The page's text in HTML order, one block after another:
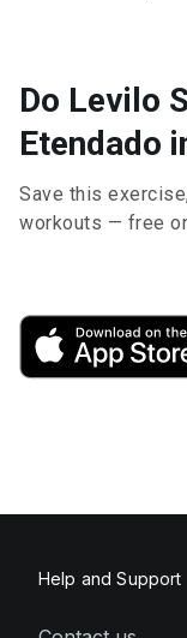
Do Levilo
Etendado
Save this
workouts — free
Help and Support